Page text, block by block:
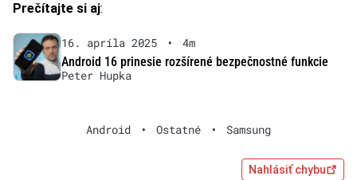
Prečítajte si aj:
16. apríla 2025 •
4m
Android 16 prinesie rozšírené bezpečnostné funkcie
Peter Hupka
Android • Ostatné • Samsung
Nahlásiť chybu